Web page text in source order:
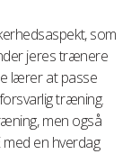
som
jeres trænere
lærer at passe
træning.
men også
en hverdag